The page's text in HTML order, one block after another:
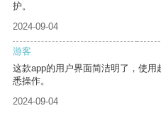
护。
2024-09-04
游客
这款app的用户界面简洁明了，使
悉操作。
2024-09-04